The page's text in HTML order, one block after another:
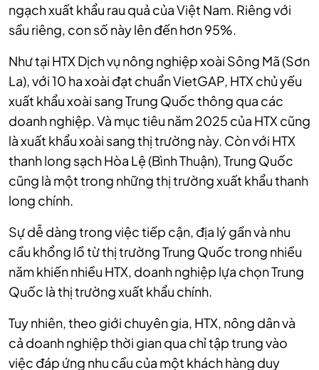
ngạch xuất khẩu rau quả của Việt Nam. Riêng với
sầu riêng, con số này lên đến hơn 95%.
Như tại HTX Dịch vụ nông nghiệp xoài Sông Mã (Sơn
La), với 10 ha xoài đạt chuẩn VietGAP, HTX chủ yếu
xuất khẩu xoài sang Trung Quốc thông qua các
doanh nghiệp. Và mục tiêu năm 2025 của HTX cũng
là xuất khẩu xoài sang thị trường này. Còn với HTX
thanh long sạch Hòa Lệ (Bình Thuận), Trung Quốc
cũng là một trong những thị trường xuất khẩu thanh
long chính.
Sự dễ dàng trong việc tiếp cận, địa lý gần và nhu
cầu khổng lồ từ thị trường Trung Quốc trong nhiều
năm khiến nhiều HTX, doanh nghiệp lựa chọn Trung
Quốc là thị trường xuất khẩu chính.
Tuy nhiên, theo giới chuyên gia, HTX, nông dân và
cả doanh nghiệp thời gian qua chỉ tập trung vào
việc đáp ứng nhu cầu của một khách hàng duy